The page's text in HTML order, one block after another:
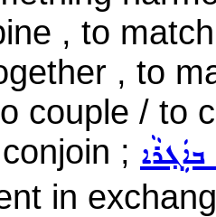
, to
, to
couple / to
;
in